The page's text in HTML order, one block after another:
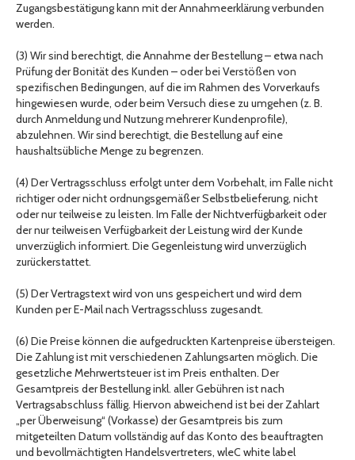
Zugangsbestätigung kann mit der Annahmeerklärung verbunden
werden.
(3) Wir sind berechtigt, die Annahme der Bestellung – etwa nach
Prüfung der Bonität des Kunden – oder bei Verstößen von
spezifischen Bedingungen, auf die im Rahmen des Vorverkaufs
hingewiesen wurde, oder beim Versuch diese zu umgehen (z. B.
durch Anmeldung und Nutzung mehrerer Kundenprofile),
abzulehnen. Wir sind berechtigt, die Bestellung auf eine
haushaltsübliche Menge zu begrenzen.
(4) Der Vertragsschluss erfolgt unter dem Vorbehalt, im Falle nicht
richtiger oder nicht ordnungsgemäßer Selbstbelieferung, nicht
oder nur teilweise zu leisten. Im Falle der Nichtverfügbarkeit oder
der nur teilweisen Verfügbarkeit der Leistung wird der Kunde
unverzüglich informiert. Die Gegenleistung wird unverzüglich
zurückerstattet.
(5) Der Vertragstext wird von uns gespeichert und wird dem
Kunden per E-Mail nach Vertragsschluss zugesandt.
(6) Die Preise können die aufgedruckten Kartenpreise übersteigen.
Die Zahlung ist mit verschiedenen Zahlungsarten möglich. Die
gesetzliche Mehrwertsteuer ist im Preis enthalten. Der
Gesamtpreis der Bestellung inkl. aller Gebühren ist nach
Vertragsabschluss fällig. Hiervon abweichend ist bei der Zahlart
„per Überweisung“ (Vorkasse) der Gesamtpreis bis zum
mitgeteilten Datum vollständig auf das Konto des beauftragten
und bevollmächtigten Handelsvertreters, wleC white label